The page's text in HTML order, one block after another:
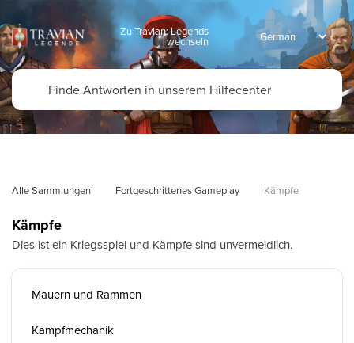
Zu Travian: Legends
wechseln
Alle Sammlungen Fortgeschrittenes Gameplay Kämpfe
Kämpfe
Dies ist ein Kriegsspiel und Kämpfe sind unvermeidlich.
Mauern und Rammen
Kampfmechanik